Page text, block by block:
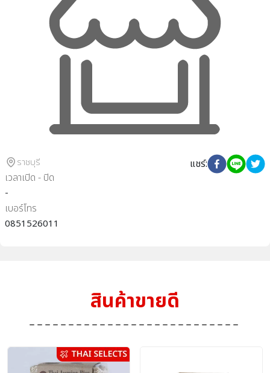
ราชบุรี
เวลาเปิด - ปิด
-
เบอร์โทร
0851526011
แชร์:
สินค้าขายดี